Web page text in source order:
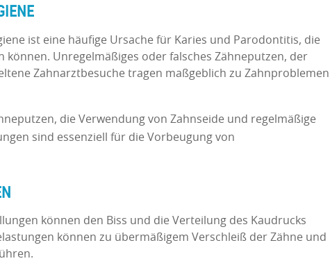
ist eine häufige Ursache für Karies und Parodontitis, die
können. Unregelmäßiges oder falsches Zähneputzen, der
Zahnarztbesuche tragen maßgeblich zu Zahnproblemen
die Verwendung von Zahnseide und regelmäßige
sind essenziell für die Vorbeugung von
können den Biss und die Verteilung des Kaudrucks
können zu übermäßigem Verschleiß der Zähne und